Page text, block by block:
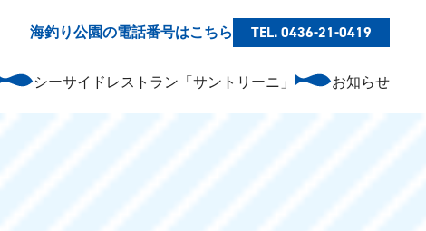
海釣り公園の電話番号はこちら TEL. 0436-21-0419
シーサイドレストラン「サントリーニ」 お知らせ